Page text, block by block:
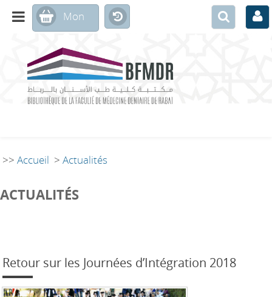
>>Accueil >Actualités
ACTUALITÉS
Retour sur les Journées d’Intégration 2018